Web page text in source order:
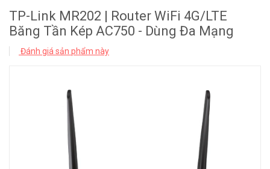
TP-Link MR202 | Router WiFi 4G/LTE
Băng Tần Kép AC750 - Dùng Đa Mạng
Đánh giá sản phẩm này